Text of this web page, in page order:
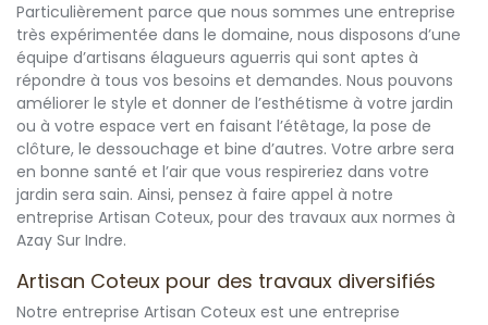
Particulièrement parce que nous sommes une entreprise
très expérimentée dans le domaine, nous disposons d’une
équipe d’artisans élagueurs aguerris qui sont aptes à
répondre à tous vos besoins et demandes. Nous pouvons
améliorer le style et donner de l’esthétisme à votre jardin
ou à votre espace vert en faisant l’étêtage, la pose de
clôture, le dessouchage et bine d’autres. Votre arbre sera
en bonne santé et l’air que vous respireriez dans votre
jardin sera sain. Ainsi, pensez à faire appel à notre
entreprise Artisan Coteux, pour des travaux aux normes à
Azay Sur Indre.
Artisan Coteux pour des travaux diversifiés
Notre entreprise Artisan Coteux est une entreprise